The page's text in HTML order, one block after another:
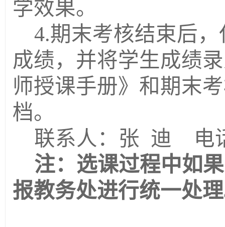
学效果。
4.期末考核结束后
成绩，并将学生成绩
师授课手册》和期末
档。
联系人：张 迪
电
注：选课过程中如
报教务处进行统一处